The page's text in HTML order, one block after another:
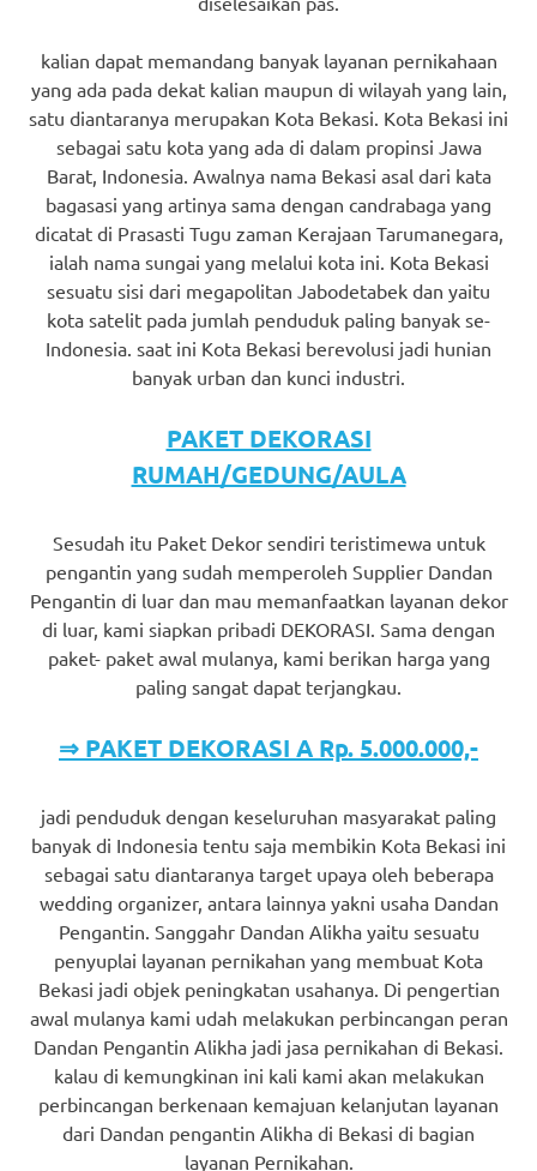
kalian dapat memandang banyak layanan pernikahaan
yang ada pada dekat kalian maupun di wilayah yang lain,
satu diantaranya merupakan Kota Bekasi. Kota Bekasi ini
sebagai satu kota yang ada di dalam propinsi Jawa
Barat, Indonesia. Awalnya nama Bekasi asal dari kata
bagasasi yang artinya sama dengan candrabaga yang
dicatat di Prasasti Tugu zaman Kerajaan Tarumanegara,
ialah nama sungai yang melalui kota ini. Kota Bekasi
sesuatu sisi dari megapolitan Jabodetabek dan yaitu
kota satelit pada jumlah penduduk paling banyak se-
Indonesia. saat ini Kota Bekasi berevolusi jadi hunian
banyak urban dan kunci industri.
PAKET DEKORASI
RUMAH/GEDUNG/AULA
Sesudah itu Paket Dekor sendiri teristimewa untuk
pengantin yang sudah memperoleh Supplier Dandan
Pengantin di luar dan mau memanfaatkan layanan dekor
di luar, kami siapkan pribadi DEKORASI. Sama dengan
paket- paket awal mulanya, kami berikan harga yang
paling sangat dapat terjangkau.
⇒ PAKET DEKORASI A Rp. 5.000.000,-
jadi penduduk dengan keseluruhan masyarakat paling
banyak di Indonesia tentu saja membikin Kota Bekasi ini
sebagai satu diantaranya target upaya oleh beberapa
wedding organizer, antara lainnya yakni usaha Dandan
Pengantin. Sanggahr Dandan Alikha yaitu sesuatu
penyuplai layanan pernikahan yang membuat Kota
Bekasi jadi objek peningkatan usahanya. Di pengertian
awal mulanya kami udah melakukan perbincangan peran
Dandan Pengantin Alikha jadi jasa pernikahan di Bekasi.
kalau di kemungkinan ini kali kami akan melakukan
perbincangan berkenaan kemajuan kelanjutan layanan
dari Dandan pengantin Alikha di Bekasi di bagian
layanan Pernikahan.